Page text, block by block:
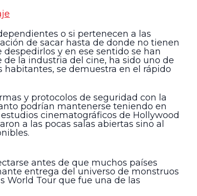
o si pertenecen a las
de sacar hasta de donde no tienen
y en ese sentido se han
la industria del cine, ha sido uno de
habitantes, se demuestra en el rápido
y protocolos de seguridad con la
podrían mantenerse teniendo en
cinematográficos de Hollywood
a las pocas salas abiertas sino al
antes de que muchos países
entrega del universo de monstruos
World Tour que fue una de las